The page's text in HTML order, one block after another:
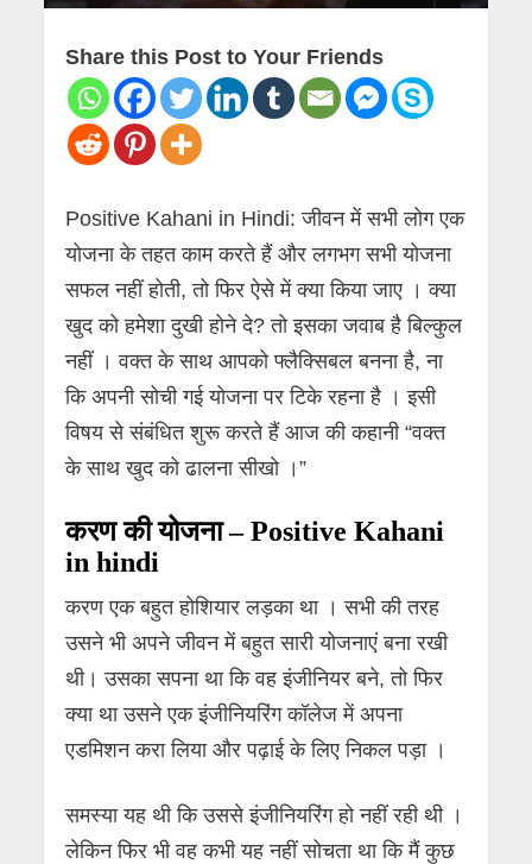
Share this Post to Your Friends
Positive Kahani in Hindi: जीवन में सभी लोग एक
योजना के तहत काम करते हैं और लगभग सभी योजना
सफल नहीं होती, तो फिर ऐसे में क्या किया जाए । क्या
खुद को हमेशा दुखी होने दे? तो इसका जवाब है बिल्कुल
नहीं । वक्त के साथ आपको फ्लैक्सिबल बनना है, ना
कि अपनी सोची गई योजना पर टिके रहना है । इसी
विषय से संबंधित शुरू करते हैं आज की कहानी “वक्त
के साथ खुद को ढालना सीखो ।”
करण की योजना – Positive Kahani
in hindi
करण एक बहुत होशियार लड़का था । सभी की तरह
उसने भी अपने जीवन में बहुत सारी योजनाएं बना रखी
थी। उसका सपना था कि वह इंजीनियर बने, तो फिर
क्या था उसने एक इंजीनियरिंग कॉलेज में अपना
एडमिशन करा लिया और पढ़ाई के लिए निकल पड़ा ।
समस्या यह थी कि उससे इंजीनियरिंग हो नहीं रही थी ।
लेकिन फिर भी वह कभी यह नहीं सोचता था कि मैं कुछ